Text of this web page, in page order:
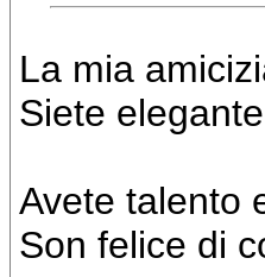
La mia
Siete
Avete talento
Son felice di